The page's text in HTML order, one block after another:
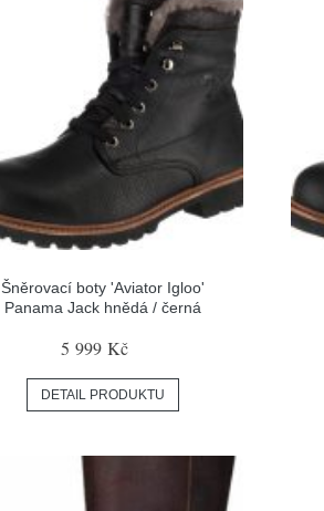
Šněrovací boty 'Aviator Igloo'
Panama Jack hnědá / černá
5 999 Kč
DETAIL PRODUKTU